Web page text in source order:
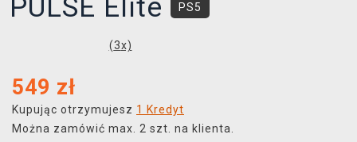
PULSE Elite
PS5
(3x)
549 zł
Kupując otrzymujesz 1 Kredyt
Można zamówić max. 2 szt. na klienta.